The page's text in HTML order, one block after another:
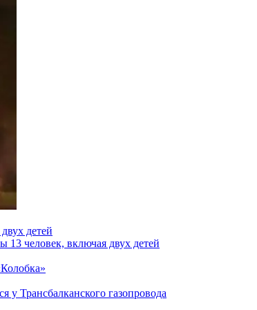
детей
человек, включая двух детей
Трансбалканского газопровода